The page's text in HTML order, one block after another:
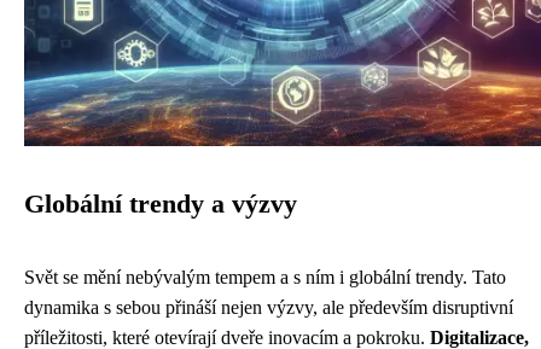
Globální trendy a výzvy
Svět se mění nebývalým tempem a s ním i globální trendy. Tato
dynamika s sebou přináší nejen výzvy, ale především disruptivní
příležitosti, které otevírají dveře inovacím a pokroku. Digitalizace,